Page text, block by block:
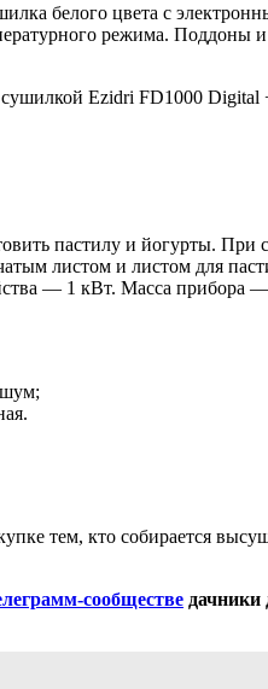
белого цвета с
режима. Поддоны
Ezidri FD1000 Digital
пастилу и йогурты. При
листом и листом для
— 1 кВт. Масса прибора —
тем, кто собирается
сообществе дачники